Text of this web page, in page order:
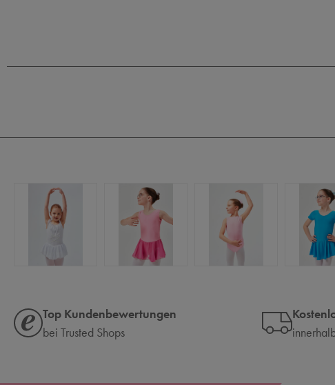
Top Kundenbewertungen
bei Trusted Shops